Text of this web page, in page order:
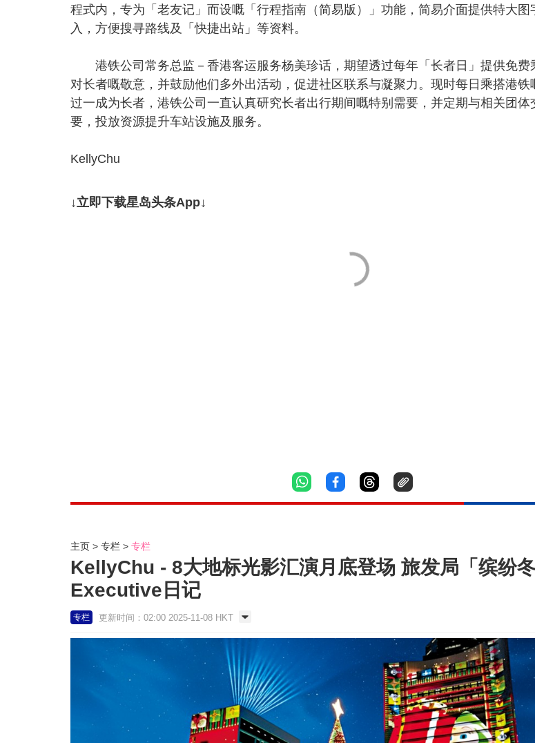
程式内，专为「老友记」而设嘅「行程指南（简易版）」功能，简易介面提供特大图
入，方便搜寻路线及「快捷出站」等资料。
港铁公司常务总监－香港客运服务杨美珍话，期望透过每年「长者日」提供免费
对长者嘅敬意，并鼓励他们多外出活动，促进社区联系与凝聚力。现时每日乘搭港铁
过一成为长者，港铁公司一直认真研究长者出行期间嘅特别需要，并定期与相关团体
要，投放资源提升车站设施及服务。
KellyChu
↓立即下载星岛头条App↓
主页 专栏 专栏
KellyChu - 8大地标光影汇演月底登场 旅发局「缤纷
Executive日记
专栏 更新时间：02:00 2025-11-08 HKT